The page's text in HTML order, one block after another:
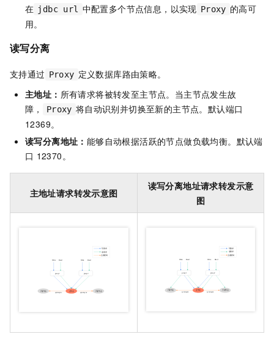
在 jdbc url 中配置多个节点信息，以实现 Proxy 的高可
用。
读写分离
支持通过 Proxy 定义数据库路由策略。
主地址： 所有请求将被转发至主节点。当主节点发生故
障，
Proxy 将自动识别并切换至新的主节点。默认端口
12369。
读写分离地址： 能够自动根据活跃的节点做负载均衡。默认端
口 12370。
主地址请求转发示意图
读写分离地址请求转发示意
图